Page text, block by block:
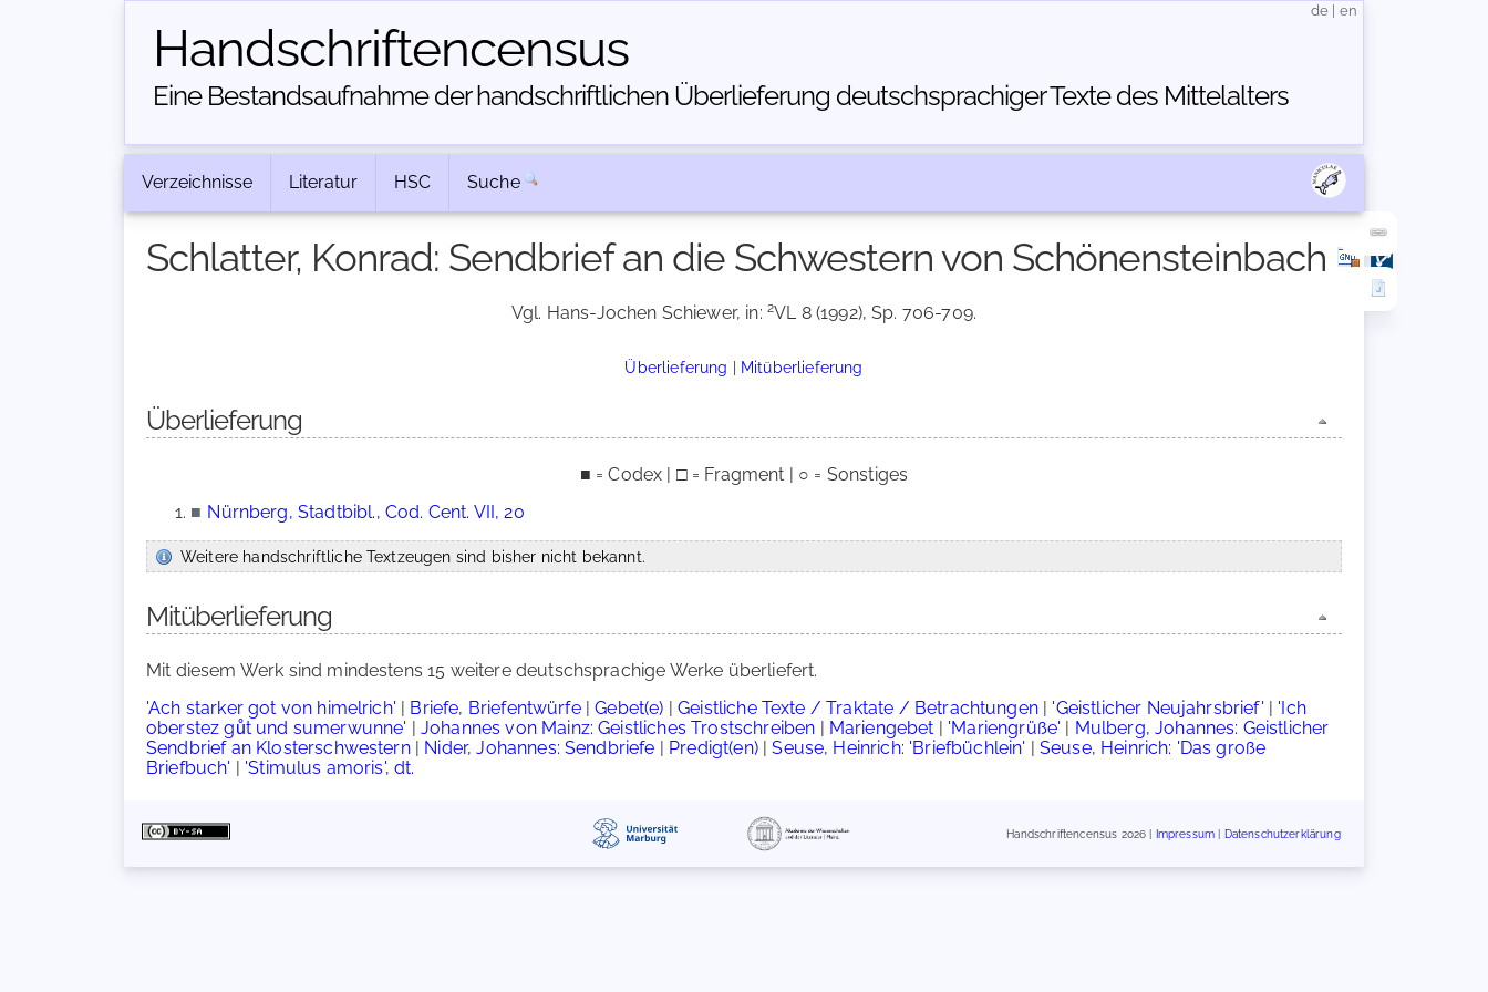
Handschriften­census
Eine Bestandsaufnahme der handschriftlichen Über­lieferung deutschsprachiger Texte des Mittelalters
de en
Verzeichnisse Literatur HSC Suche
Schlatter, Konrad: Sendbrief an die Schwestern von Schönensteinbach
Vgl. Hans-Jochen Schiewer, in: 2VL 8 (1992), Sp. 706-709.
Überlieferung | Mitüberlieferung
Überlieferung
■ = Codex | □ = Fragment | ○ = Sonstiges
■ Nürnberg, Stadtbibl., Cod. Cent. VII, 20
Weitere handschriftliche Textzeugen sind bisher nicht bekannt.
Mitüberlieferung
Mit diesem Werk sind mindestens 15 weitere deutschsprachige Werke überliefert.
'Ach starker got von himelrich' | Briefe, Briefentwürfe|Gebet(e) |Geistliche Texte / Traktate / Betrachtungen| 'Geistlicher Neujahrsbrief' | 'Ich
oberstez gůt und sumerwunne' | Johannes von Mainz: Geistliches Trostschreiben | Mariengebet | 'Mariengrüße' | Mulberg, Johannes: Geistlicher
Sendbrief an Klosterschwestern| Nider, Johannes: Sendbriefe | Predigt(en)|Seuse, Heinrich: 'Briefbüchlein' | Seuse, Heinrich: 'Das große
Briefbuch' | 'Stimulus amoris', dt.
Handschriftencensus 2026 | Impressum Datenschutzerklärung